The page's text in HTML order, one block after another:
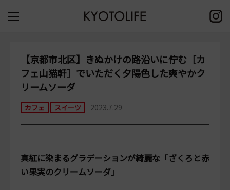
【京都市北区】きぬかけの路沿いに佇む［カ
フェ山猫軒］でいただく夕陽色した爽やかク
リームソーダ
カフェ スイーツ 2023.7.29
真紅に染まるグラデーションが綺麗な「ざくろと赤
い果実のクリームソーダ」